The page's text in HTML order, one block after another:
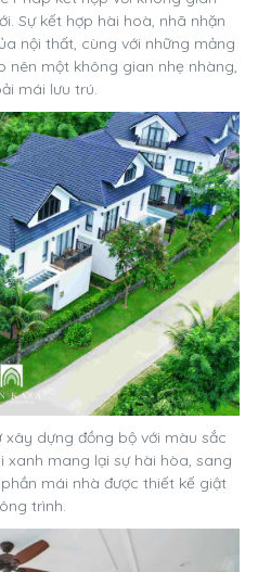
Sự kết hợp hài hoà, nhã nhặn
nội thất, cùng với những mảng
nên một không gian nhẹ nhàng,
mái lưu trú.
dựng đồng bộ với màu sắc
mang lại sự hài hòa, sang
mái nhà được thiết kế giật
trình.